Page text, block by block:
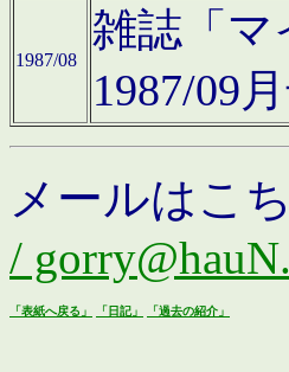
1987/08
雑誌「マ
1987/09
メールはこ
/
「表紙へ戻る」 「日記」 「過去の紹介」